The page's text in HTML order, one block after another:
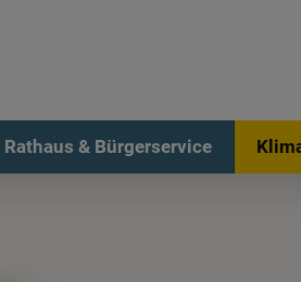
Rathaus & Bürgerservice